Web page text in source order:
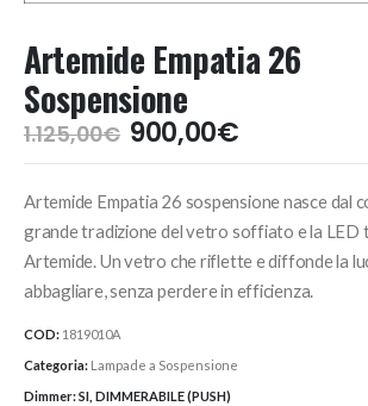
Artemide Empatia 26
Sospensione
1.125,00€ Il
prezzo
era:
1.125,00€.
900,00€Il
prezzo
è:
900,00€.
Artemide Empatia 26 sospensione nasce dal
grande tradizione del vetro soffiato e la LED
Artemide. Un vetro che riflette e diffonde la
abbagliare, senza perdere in efficienza.
COD: 1819010A
Categoria: Lampade a Sospensione
Dimmer:SI, DIMMERABILE (PUSH)